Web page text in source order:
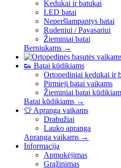
Kedukai ir batukai
LED batai
Neperšlampantys batai
Rudeniui / Pavasariui
Žieminiai batai
Berniukams →
👟 Batai kūdikiams
Ortopediniai kedukai ir
Pirmieji batai vaikams
Žieminiai batai
Batai kūdikiams →
👕Apranga vaikams
Drabužiai
Lauko apranga
Apranga vaikams →
Informacija
Apmokėjimas
Grąžinimas